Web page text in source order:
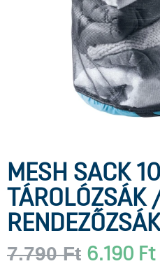
MESH SACK
TÁROLÓZSÁK
RENDEZŐZSÁK
7.790Ft 6.190 Ft